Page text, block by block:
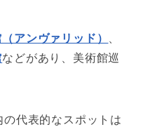
アンヴァリッド）
などがあり、美術館巡
代表的なスポットは